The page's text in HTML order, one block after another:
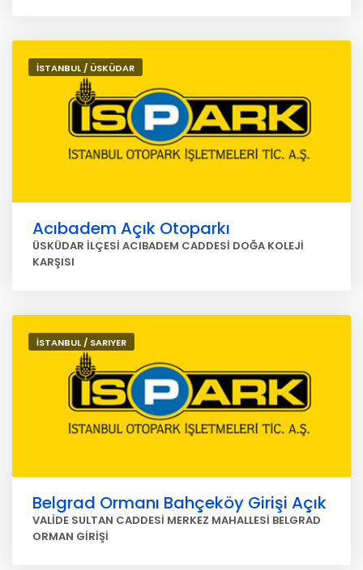
İSTANBUL / ÜSKÜDAR
Acıbadem Açık Otoparkı
ÜSKÜDAR İLÇESİ ACIBADEM CADDESİ DOĞA KOLEJİ
KARŞISI
İSTANBUL / SARIYER
Belgrad Ormanı Bahçeköy Girişi Açık
VALİDE SULTAN CADDESİ MERKEZ MAHALLESİ BELGRAD
ORMAN GİRİŞİ